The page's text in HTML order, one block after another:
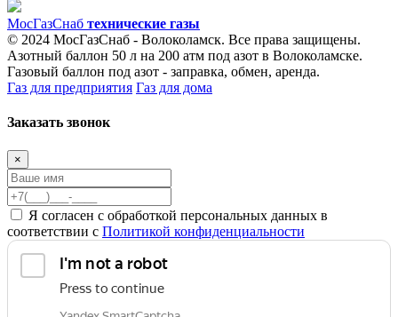
МосГазСнаб технические газы
© 2024 МосГазСнаб - Волоколамск. Все права защищены.
Азотный баллон 50 л на 200 атм под азот в Волоколамске.
Газовый баллон под азот - заправка, обмен, аренда.
Газ для предприятия Газ для дома
Заказать звонок
×
Я согласен с обработкой персональных данных в
соответствии с Политикой конфиденциальности